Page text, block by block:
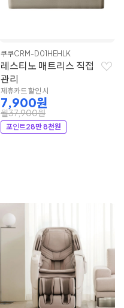
쿠쿠CRM-D01HEHLK
레스티노 매트리스 직접
관리
제휴카드 할인 시
7,900원
월37,900원
포인트28만 8천원